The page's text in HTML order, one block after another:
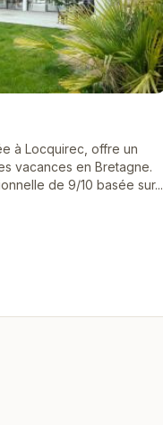
à Locquirec, offre un
vacances en Bretagne.
de 9/10 basée sur...